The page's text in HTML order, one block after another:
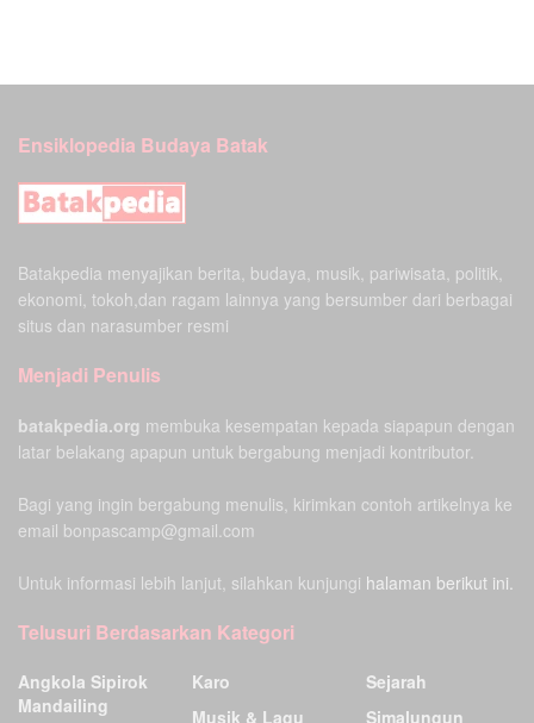
Ensiklopedia Budaya Batak
Batakpedia menyajikan berita, budaya, musik, pariwisata, politik,
ekonomi, tokoh,dan ragam lainnya yang bersumber dari berbagai
situs dan narasumber resmi
Menjadi Penulis
batakpedia.org membuka kesempatan kepada siapapun dengan
latar belakang apapun untuk bergabung menjadi kontributor.
Bagi yang ingin bergabung menulis, kirimkan contoh artikelnya ke
email bonpascamp@gmail.com
Untuk informasi lebih lanjut, silahkan kunjungi halaman berikut ini.
Telusuri Berdasarkan Kategori
Angkola Sipirok
Mandailing
Karo
Musik & Lagu
Sejarah
Simalungun